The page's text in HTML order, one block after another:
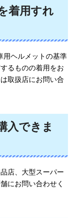
着用すれ
用ヘルメットの基準
るものの着用をお
取扱店にお問い合
入できま
店、大型スーパー
にお問い合わせく